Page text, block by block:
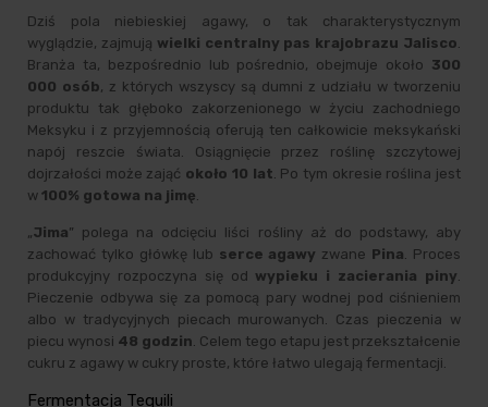
Dziś pola niebieskiej agawy, o tak charakterystycznym
wyglądzie, zajmują wielki centralny pas krajobrazu Jalisco
Branża ta, bezpośrednio lub pośrednio, obejmuje około 300
000 osób, z których wszyscy są dumni z udziału w tworzeniu
produktu tak głęboko zakorzenionego w życiu zachodniego
Meksyku i z przyjemnością oferują ten całkowicie meksykański
napój reszcie świata. Osiągnięcie przez roślinę szczytowej
dojrzałości może zająć około 10 lat . Po tym okresie roślina jest
w 100% gotowa na jimę
„Jima” polega na odcięciu liści rośliny aż do podstawy, aby
zachować tylko główkę lub serce agawy zwane Pina . Proces
produkcyjny rozpoczyna się od wypieku i zacierania piny
Pieczenie odbywa się za pomocą pary wodnej pod ciśnieniem
albo w tradycyjnych piecach murowanych. Czas pieczenia w
piecu wynosi 48 godzin . Celem tego etapu jest przekształcenie
cukru z agawy w cukry proste, które łatwo ulegają fermentacji.
Fermentacja Tequili